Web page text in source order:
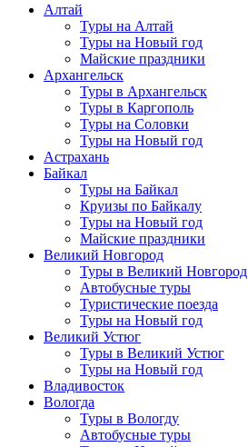
Алтай
Туры на Алтай
Туры на Новый год
Майские праздники
Архангельск
Туры в Архангельск
Туры в Каргополь
Туры на Соловки
Туры на Новый год
Астрахань
Байкал
Туры на Байкал
Круизы по Байкалу
Туры на Новый год
Майские праздники
Великий Новгород
Туры в Великий Новгород
Автобусные туры
Туристические поезда
Туры на Новый год
Великий Устюг
Туры в Великий Устюг
Туры на Новый год
Владивосток
Вологда
Туры в Вологду
Автобусные туры